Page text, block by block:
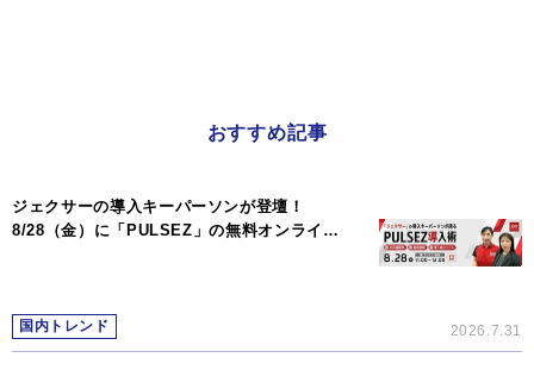
おすすめ記事
ジェクサーの導入キーパーソンが登壇！
8/28（金）に「PULSEZ」の無料オンライ…
国内トレンド 2026.7.31